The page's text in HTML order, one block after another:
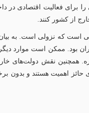
برای فعالیت اقتصادی در
از کشور کنند.
است که نزولی است. به بیان
بود. ممکن است موارد
نقش دولت‌های خارجی
اهمیت هستند و بدون